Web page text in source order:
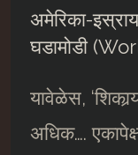
अमेरिका-
घडामोडी
यावेळेस,
अधिक….